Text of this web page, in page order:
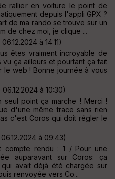
rallier en voiture le point de
depuis l'appli GPX ?
de ma rando se trouve sur un
de chez moi, je clique ...
à 14:11)
êtes vraiment incroyable de
ça ailleurs et pourtant ça fait
le web ! Bonne journée à vous
à 10:30)
seul point ça marche ! Merci !
d'une même trace sans rien
c'est Coros qui doit régler le
à 09:43)
compte rendu : 1 / Pour une
auparavant sur Coros: ça
avait déjà été chargée sur
renvoyée vers Co...